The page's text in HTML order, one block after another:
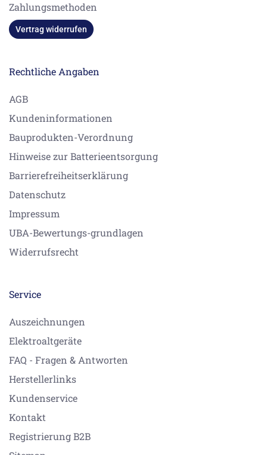
Zahlungsmethoden
Vertrag widerrufen
Rechtliche Angaben
AGB
Kundeninformationen
Bauprodukten-Verordnung
Hinweise zur Batterieentsorgung
Barrierefreiheitserklärung
Datenschutz
Impressum
UBA-Bewertungs-grundlagen
Widerrufsrecht
Service
Auszeichnungen
Elektroaltgeräte
FAQ - Fragen & Antworten
Herstellerlinks
Kundenservice
Kontakt
Registrierung B2B